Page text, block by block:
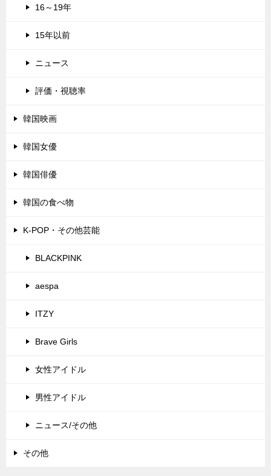
16～19年
15年以前
ニュース
評価・視聴率
韓国映画
韓国女優
韓国俳優
韓国の食べ物
K-POP・その他芸能
BLACKPINK
aespa
ITZY
Brave Girls
女性アイドル
男性アイドル
ニュース/その他
その他